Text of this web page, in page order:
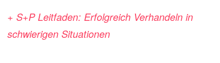
+ S+P Leitfaden: Erfolgreich Verhandeln in
schwierigen Situationen